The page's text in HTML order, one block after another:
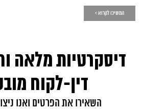
המשיכו לקרוא >
דיסקרטיות מלאה
דין-לקוח
השאירו את הפרטים ואנו